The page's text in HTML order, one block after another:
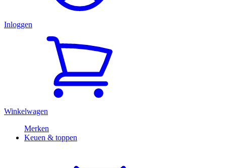
Inloggen
Winkelwagen
Merken
Keuen & toppen